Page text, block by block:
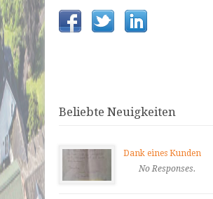
Beliebte Neuigkeiten
Dank eines Kunden
No Responses.